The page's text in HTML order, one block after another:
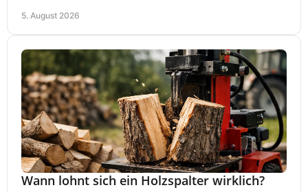
5. August 2026
Wann lohnt sich ein Holzspalter wirklich?